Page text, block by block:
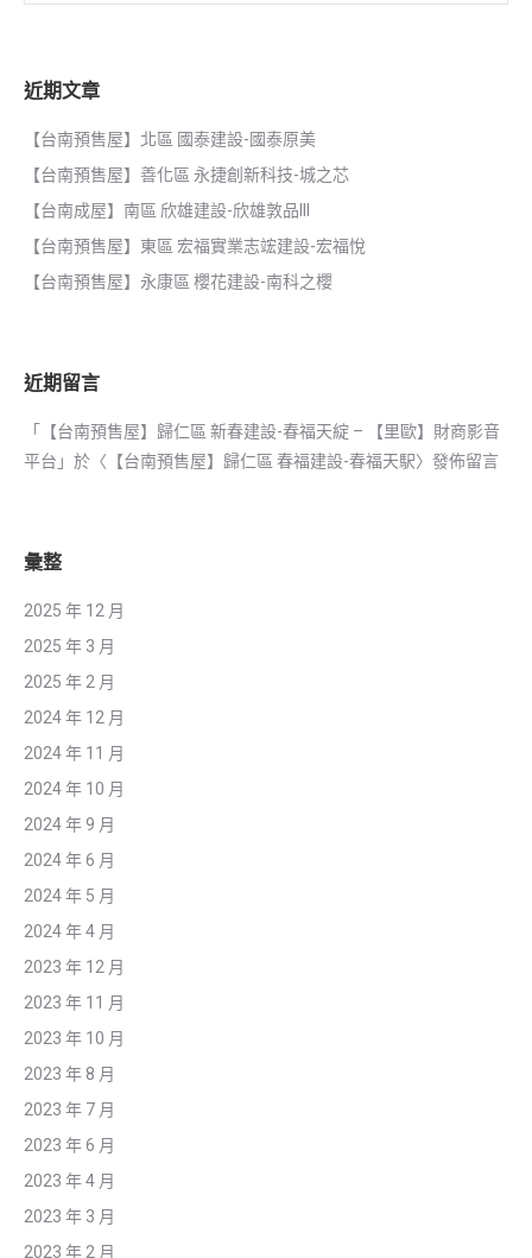
近期文章
【台南預售屋】北區 國泰建設-國泰原美
【台南預售屋】善化區 永捷創新科技-城之芯
【台南成屋】南區 欣雄建設-欣雄敦品III
【台南預售屋】東區 宏福實業志竤建設-宏福悅
【台南預售屋】永康區 櫻花建設-南科之櫻
近期留言
「
【台南預售屋】歸仁區 新春建設-春福天綻 – 【里歐】財商影音
平台 」於〈 【台南預售屋】歸仁區 春福建設-春福天駅〉發佈留言
彙整
2025 年 12 月
2025 年 3 月
2025 年 2 月
2024 年 12 月
2024 年 11 月
2024 年 10 月
2024 年 9 月
2024 年 6 月
2024 年 5 月
2024 年 4 月
2023 年 12 月
2023 年 11 月
2023 年 10 月
2023 年 8 月
2023 年 7 月
2023 年 6 月
2023 年 4 月
2023 年 3 月
2023 年 2 月